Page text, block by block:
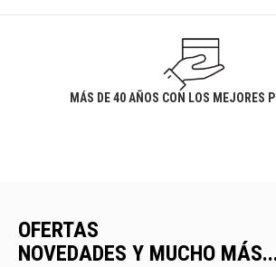
MÁS DE 40 AÑOS CON LOS MEJORES
OFERTAS
NOVEDADES Y MUCHO